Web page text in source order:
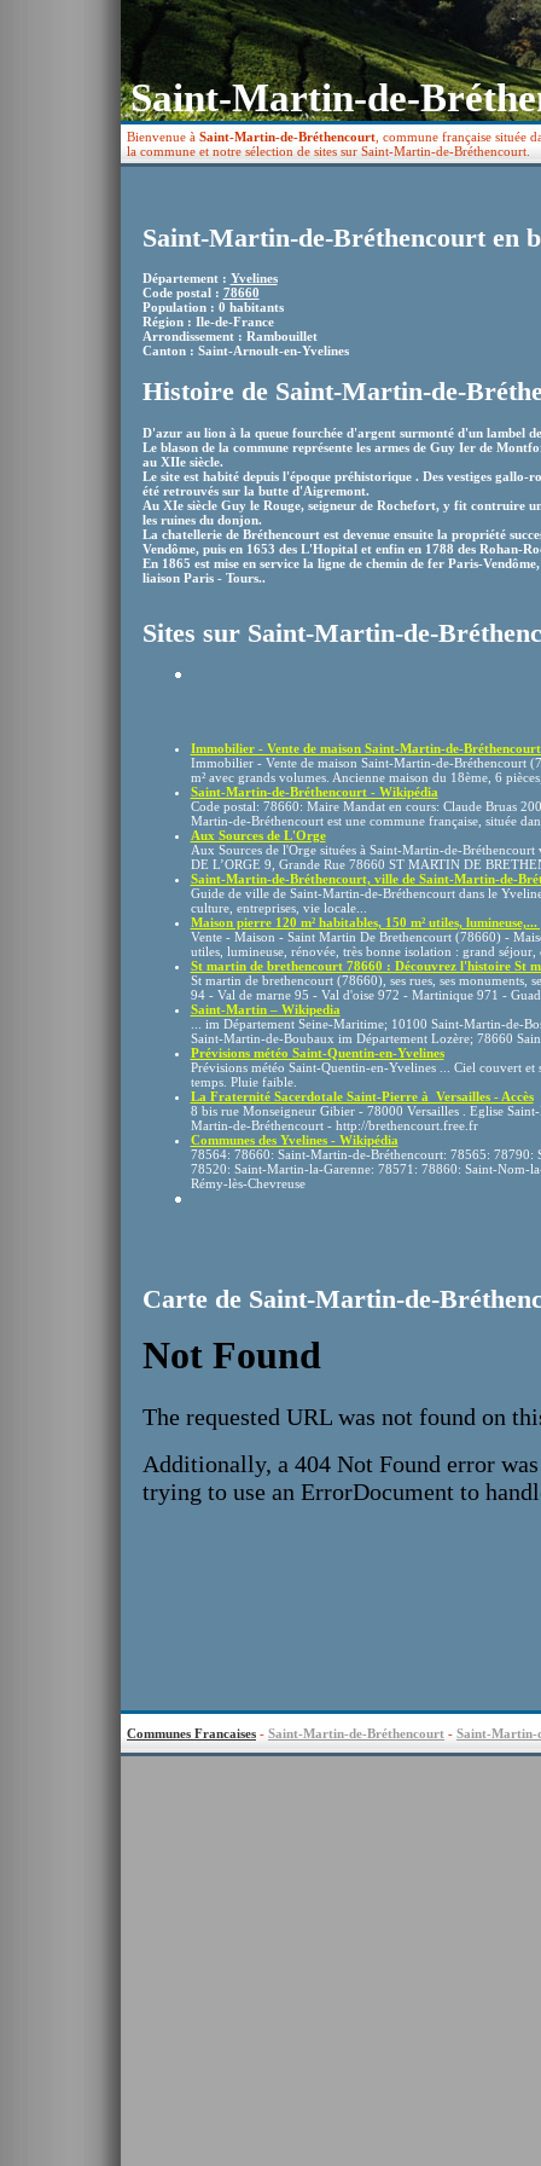
Saint-Martin-de-
Bienvenue à Saint-Martin-de-Bréthencourt , commune française située
la commune et notre sélection de sites sur Saint-Martin-de-Bréthencourt.
Saint-Martin-de-Bréthencourt en
Département : Yvelines
Code postal : 78660
Population : 0 habitants
Région : Ile-de-France
Arrondissement : Rambouillet
Canton : Saint-Arnoult-en-Yvelines
Histoire de Saint-Martin-de-
D'azur au lion à la queue fourchée d'argent surmonté d'un lambel
Le blason de la commune représente les armes de Guy Ier de
au XIIe siècle.
Le site est habité depuis l'époque préhistorique . Des vestiges gallo-
été retrouvés sur la butte d'Aigremont.
Au XIe siècle Guy le Rouge, seigneur de Rochefort, y fit contruire
les ruines du donjon.
La chatellerie de Bréthencourt est devenue ensuite la propriété
Vendôme, puis en 1653 des L'Hopital et enfin en 1788 des Rohan-
En 1865 est mise en service la ligne de chemin de fer Paris-
liaison Paris - Tours..
Sites sur Saint-Martin-de-
Immobilier - Vente de maison Saint-Martin-de-
Immobilier - Vente de maison Saint-Martin-de-Bréthencourt
m² avec grands volumes. Ancienne maison du 18ème, 6
Saint-Martin-de-Bréthencourt - Wikipédia
Code postal: 78660: Maire Mandat en cours: Claude Bruas
Martin-de-Bréthencourt est une commune française, située
Aux Sources de L'Orge
Aux Sources de l'Orge situées à Saint-Martin-de-
DE L’ORGE 9, Grande Rue 78660 ST MARTIN DE
Saint-Martin-de-Bréthencourt, ville de Saint-Martin-de-
Guide de ville de Saint-Martin-de-Bréthencourt dans le
culture, entreprises, vie locale...
Maison pierre 120 m² habitables, 150 m² utiles, lumineuse,...
Vente - Maison - Saint Martin De Brethencourt (78660) -
utiles, lumineuse, rénovée, très bonne isolation : grand séjour,
St martin de brethencourt 78660 : Découvrez l'histoire St
St martin de brethencourt (78660), ses rues, ses monuments,
94 - Val de marne 95 - Val d'oise 972 - Martinique 971 -
Saint-Martin – Wikipedia
... im Département Seine-Maritime; 10100 Saint-Martin-de-
Saint-Martin-de-Boubaux im Département Lozère; 78660
Prévisions météo Saint-Quentin-en-Yvelines
Prévisions météo Saint-Quentin-en-Yvelines ... Ciel couvert et
temps. Pluie faible.
La Fraternité Sacerdotale Saint-Pierre à Versailles - Accès
8 bis rue Monseigneur Gibier - 78000 Versailles . Eglise
Martin-de-Bréthencourt - http://brethencourt.free.fr
Communes des Yvelines - Wikipédia
78564: 78660: Saint-Martin-de-Bréthencourt: 78565: 78790:
78520: Saint-Martin-la-Garenne: 78571: 78860: Saint-Nom-
Rémy-lès-Chevreuse
Carte de Saint-Martin-de-
Communes Francaises - Saint-Martin-de-Bréthencourt - Saint-Martin-